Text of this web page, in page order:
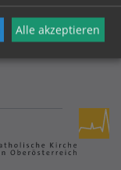
Alle akzeptieren